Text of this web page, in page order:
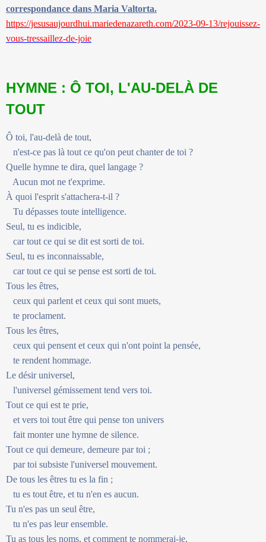
correspondance dans Maria Valtorta.
https://jesusaujourdhui.mariedenazareth.com/2023-09-13/rejouissez-
vous-tressaillez-de-joie
HYMNE : Ô TOI, L'AU-DELÀ DE
TOUT
Ô toi, l'au-delà de tout,
n'est-ce pas là tout ce qu'on peut chanter de toi ?
Quelle hymne te dira, quel langage ?
Aucun mot ne t'exprime.
À quoi l'esprit s'attachera-t-il ?
Tu dépasses toute intelligence.
Seul, tu es indicible,
car tout ce qui se dit est sorti de toi.
Seul, tu es inconnaissable,
car tout ce qui se pense est sorti de toi.
Tous les êtres,
ceux qui parlent et ceux qui sont muets,
te proclament.
Tous les êtres,
ceux qui pensent et ceux qui n'ont point la pensée,
te rendent hommage.
Le désir universel,
l'universel gémissement tend vers toi.
Tout ce qui est te prie,
et vers toi tout être qui pense ton univers
fait monter une hymne de silence.
Tout ce qui demeure, demeure par toi ;
par toi subsiste l'universel mouvement.
De tous les êtres tu es la fin ;
tu es tout être, et tu n'en es aucun.
Tu n'es pas un seul être,
tu n'es pas leur ensemble.
Tu as tous les noms, et comment te nommerai-je,